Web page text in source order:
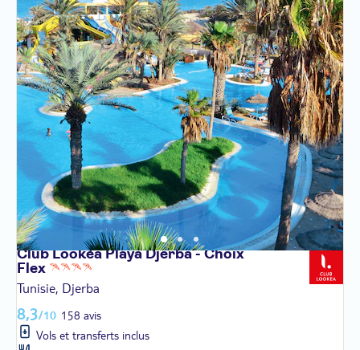
Club Lookéa Playa Djerba - Choix
Flex
Tunisie, Djerba
8,3/10 158 avis
Vols et transferts inclus